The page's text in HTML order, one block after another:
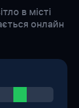
в місті
онлайн